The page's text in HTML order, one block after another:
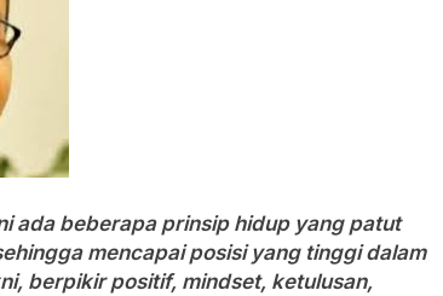
ada beberapa prinsip hidup yang patut
mencapai posisi yang tinggi dalam
berpikir positif, mindset, ketulusan,